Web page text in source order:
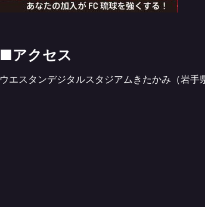
■アクセス
ウエスタンデジタルスタジアムきたかみ（岩手